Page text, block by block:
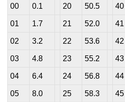
00 0.1 20 50.5 40
01 1.7 21 52.0 41
02 3.2 22 53.6 42
03 4.8 23 55.2 43
04 6.4 24 56.8 44
05 8.0 25 58.3 45